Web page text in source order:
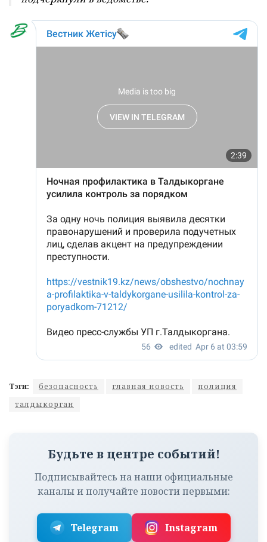
Тэги: безопасность главная новость
полиция
талдыкорган
Будьте в центре событий!
Подписывайтесь на наши официальные
каналы и получайте новости первыми:
Telegram Instagram